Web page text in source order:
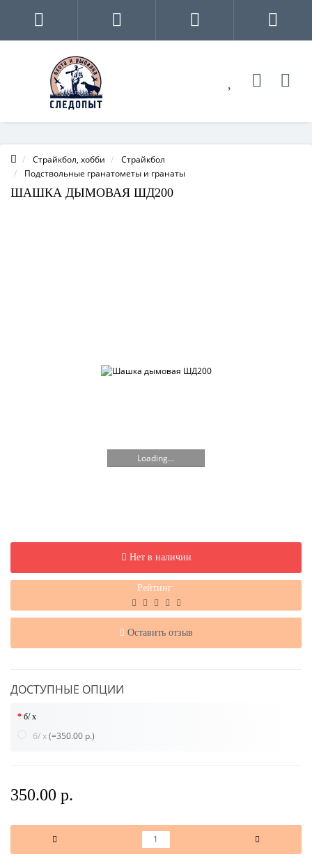
Страйкбол, хобби
Страйкбол
Подствольные гранатометы и гранаты
ШАШКА ДЫМОВАЯ ШД200
Loading...
Нет в наличии
Рейтинг:
Оставить отзыв
ДОСТУПНЫЕ ОПЦИИ
б/ х
б/ х(=350.00 р.)
350.00 р.